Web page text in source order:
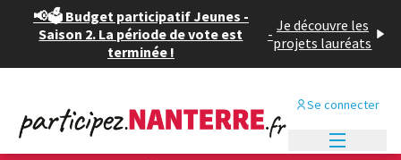
📢🗳️ Budget participatif Jeunes -
Saison 2. La période de vote est
terminée !
- Je découvre les
projets lauréats
Se connecter